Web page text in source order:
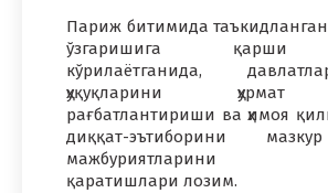
Париж битимида
ўзгаришига қарши
кўрилаётганида,
ҳуқуқларини
рағбатлантириши ва ҳимоя
диққат-эътиборини
мажбуриятларини
қаратишлари лозим.